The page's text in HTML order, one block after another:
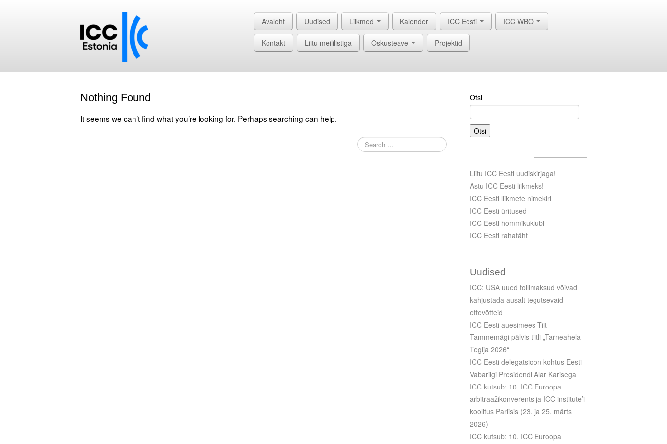
Avaleht Uudised Liikmed Kalender ICC Eesti ICC WBO
Kontakt Liitu meililistiga Oskusteave Projektid
Nothing Found
It seems we can’t find what you’re looking for. Perhaps searching can help.
Otsi
Otsi
Liitu ICC Eesti uudiskirjaga!
Astu ICC Eesti liikmeks!
ICC Eesti liikmete nimekiri
ICC Eesti üritused
ICC Eesti hommikuklubi
ICC Eesti rahatäht
Uudised
ICC: USA uued tollimaksud võivad
kahjustada ausalt tegutsevaid
ettevõtteid
ICC Eesti auesimees Tiit
Tammemägi pälvis tiitli „Tarneahela
Tegija 2026“
ICC Eesti delegatsioon kohtus Eesti
Vabariigi Presidendi Alar Karisega
ICC kutsub: 10. ICC Euroopa
arbitraažikonverents ja ICC institute’i
koolitus Pariisis (23. ja 25. märts
2026)
ICC kutsub: 10. ICC Euroopa